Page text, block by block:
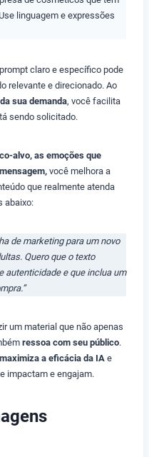
linguagem e expressões
claro e específico pode
relevante e direcionado. Ao
sua demanda, você facilita
sendo solicitado.
alvo, as emoções que
você melhora a
que realmente atenda
abaixo:
de marketing para um novo
Quero que o texto
autenticidade e que inclua um
um material que não apenas
ressoa com seu público.
maximiza a eficácia da IA e
impactam e engajam.